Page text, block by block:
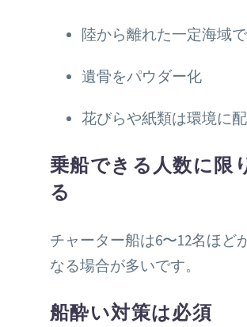
陸から離れた一定海域
遺骨をパウダー化
花びらや紙類は環境に
乗船できる人数に限
る
チャーター船は6〜12名ほど
なる場合が多いです。
船酔い対策は必須